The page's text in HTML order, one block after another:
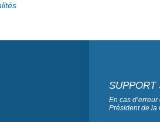
SUPPORT
En cas
Président de la